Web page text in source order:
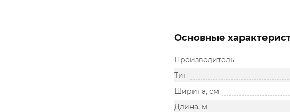
Основные
Производитель
Тип
Ширина, см
Длина, м